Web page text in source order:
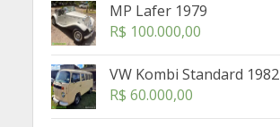
MP Lafer 1979
R$ 100.000,00
VW Kombi Standard 1982
R$ 60.000,00